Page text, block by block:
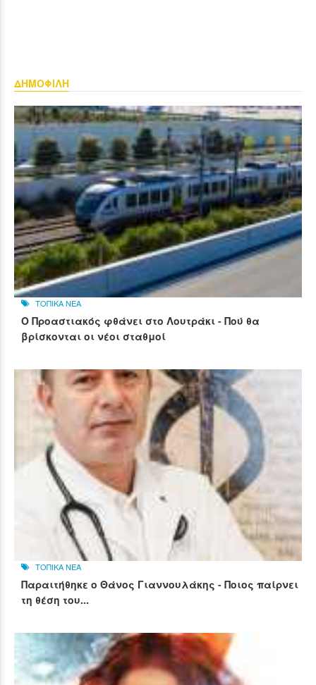
ΔΗΜΟΦΙΛΗ
ΤΟΠΙΚΑ ΝΕΑ
Ο Προαστιακός φθάνει στο Λουτράκι - Πού θα
βρίσκονται οι νέοι σταθμοί
ΤΟΠΙΚΑ ΝΕΑ
Παραιτήθηκε ο Θάνος Γιαννουλάκης - Ποιος παίρνει
τη θέση του...